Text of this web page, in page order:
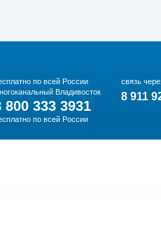
по всей России
Владивосток
800 333 3931
по всей России
связь
8 911